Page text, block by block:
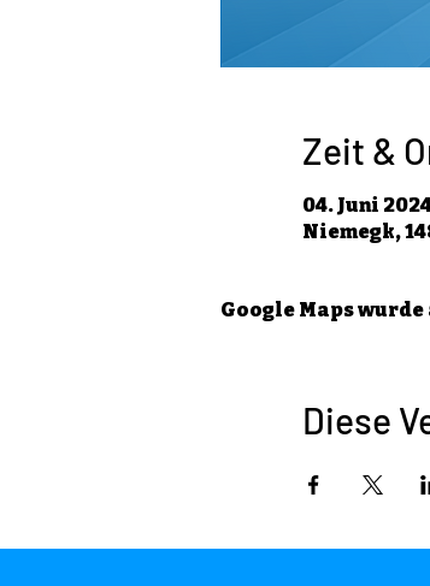
Zeit &
04. Juni
Niemegk,
Google Maps
Diese